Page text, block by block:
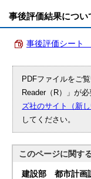
事後評価結果につい
事後評価シート
PDFファイルをご
Reader（R）」が
ズ社のサイト（新
してください。
このページに関す
建設部 都市計画